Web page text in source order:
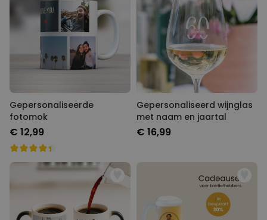
Gepersonaliseerde
fotomok
€ 12,99
Gepersonaliseerd wijnglas
met naam en jaartal
€ 16,99